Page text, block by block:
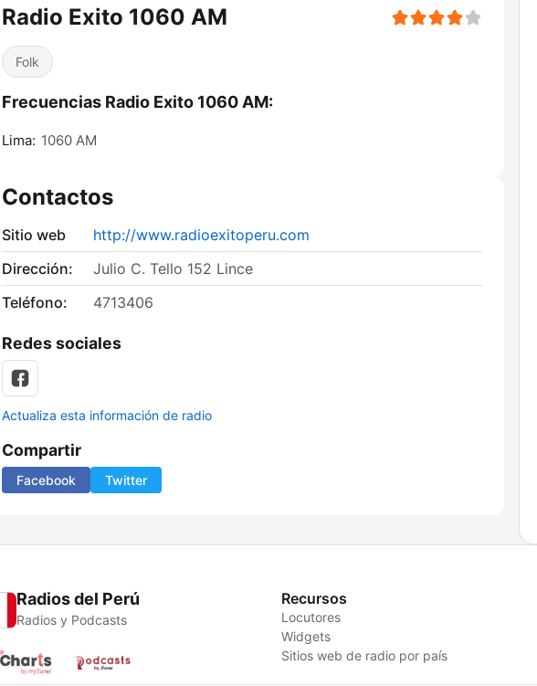
Radio Exito 1060 AM
Folk
Frecuencias Radio Exito 1060 AM:
Lima: 1060 AM
Contactos
Sitio web
http://www.radioexitoperu.com
Dirección:
Julio C. Tello 152 Lince
Teléfono:
4713406
Redes sociales
Actualiza esta información de radio
Compartir
Facebook Twitter
Radios del Perú
Radios y Podcasts
Recursos
Locutores
Widgets
Sitios web de radio por país